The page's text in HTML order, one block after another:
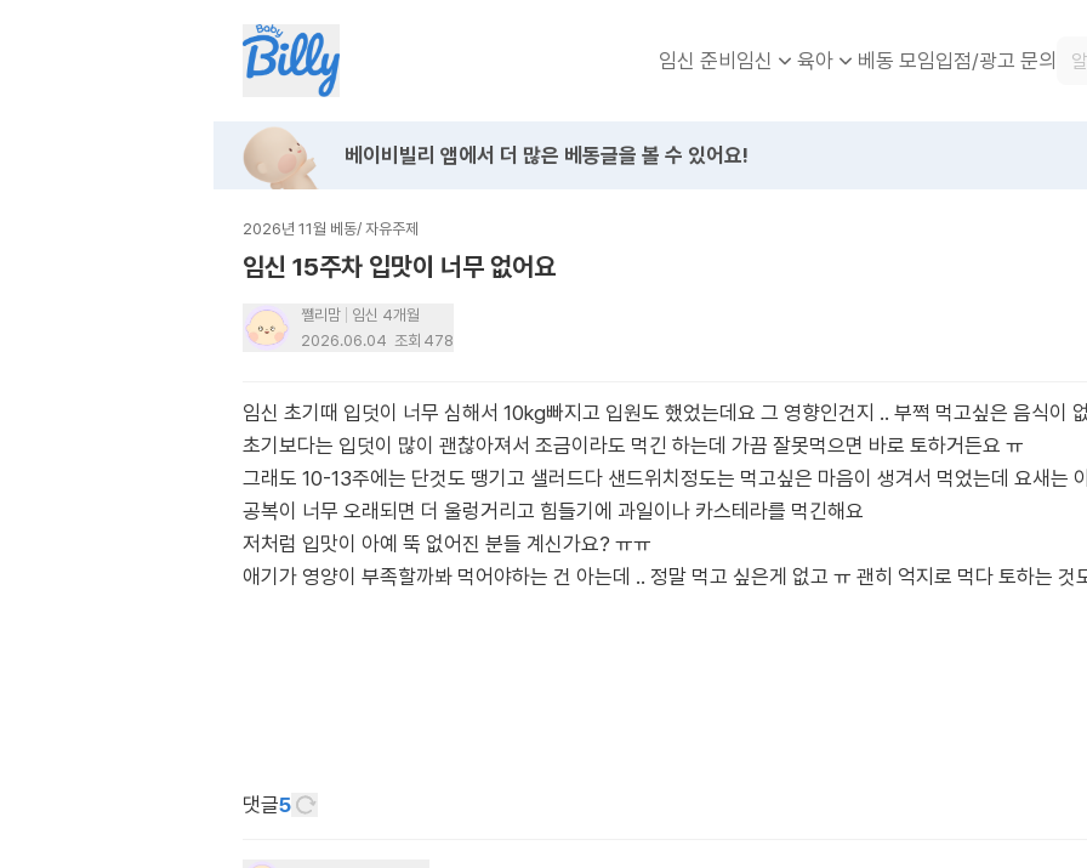
임신 준비임신 육아 베동 모임입점/광고 문의
베이비빌리 앱에서 더 많은 베동글을 볼 수 있어요!
2026년 11월 베동/ 자유주제
임신 15주차 입맛이 너무 없어요
쩰리맘
임신 4개월
2026.06.04 조회 478
임신 초기때 입덧이 너무 심해서 10kg빠지고 입원도 했었는데요 그 영향인건지 .. 부쩍 먹고싶은 음식이
초기보다는 입덧이 많이 괜찮아져서 조금이라도 먹긴 하는데 가끔 잘못먹으면 바로 토하거든요 ㅠ
그래도 10-13주에는 단것도 땡기고 샐러드다 샌드위치정도는 먹고싶은 마음이 생겨서 먹었는데 요새는
공복이 너무 오래되면 더 울렁거리고 힘들기에 과일이나 카스테라를 먹긴해요
저처럼 입맛이 아예 뚝 없어진 분들 계신가요? ㅠㅠ
애기가 영양이 부족할까봐 먹어야하는 건 아는데 .. 정말 먹고 싶은게 없고 ㅠ 괜히 억지로 먹다 토하는 것
댓글5